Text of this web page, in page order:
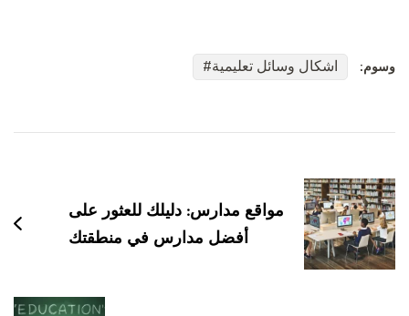
وسوم: اشكال وسائل تعليمية
بين
التدوينات
مواقع مدارس: دليلك للعثور على
أفضل مدارس في منطقتك